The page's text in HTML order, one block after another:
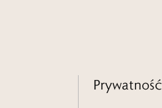
Prywatność